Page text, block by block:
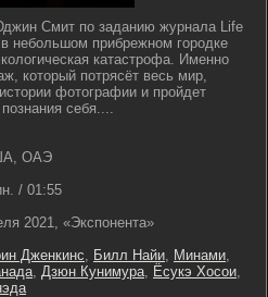
Смит по заданию журнала Life
небольшом прибрежном городке
катастрофа. Именно
который потрясёт весь мир,
фотографии и пройдет
себя....
ОАЭ
/ 01:55
2021, «Экспонента»
Дженкинс, Билл Найи, Минами,
, Дзюн Кунимура, Ёсукэ Хосои,